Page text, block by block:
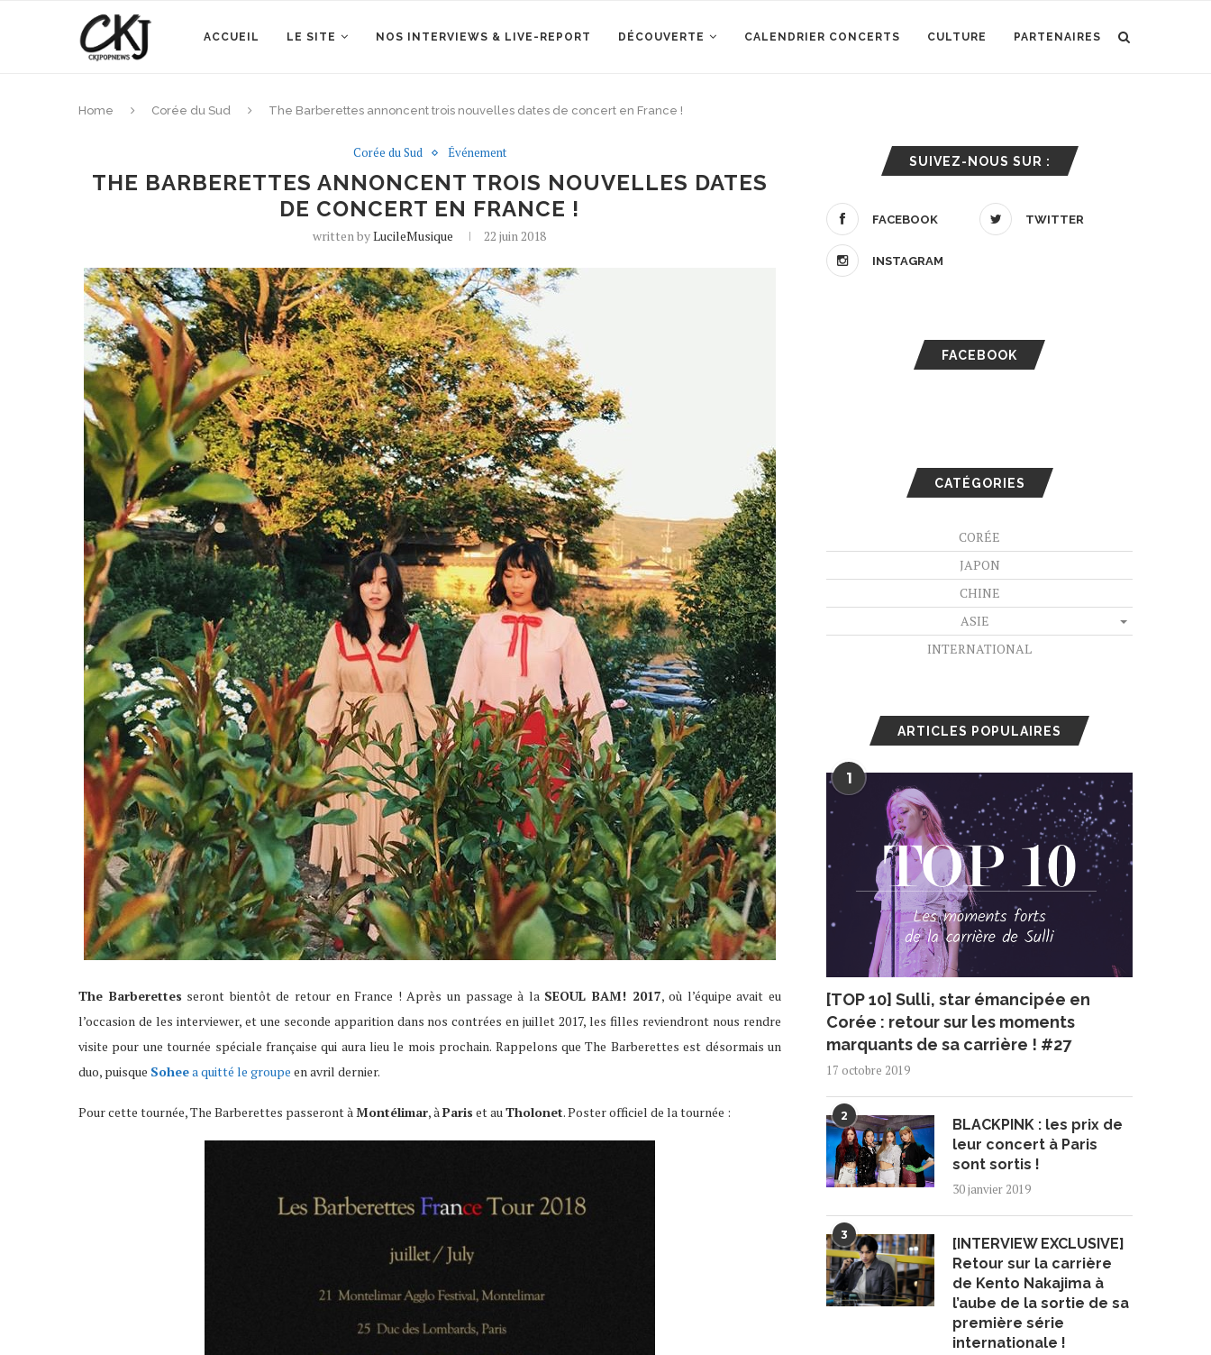
ACCUEIL LE SITE NOS INTERVIEWS & LIVE-REPORT DÉCOUVERTE CALENDRIER CONCERTS CULTURE PARTENAIRES
Home Corée du Sud The Barberettes annoncent trois nouvelles dates de concert en France !
Corée du Sud Événement
THE BARBERETTES ANNONCENT TROIS NOUVELLES DATES
DE CONCERT EN FRANCE !
written byLucileMusique 22 juin 2018
The Barberettes seront bientôt de retour en France ! Après un passage à la SEOUL BAM! 2017, où l’équipe avait eu
l’occasion de les interviewer, et une seconde apparition dans nos contrées en juillet 2017, les filles reviendront nous rendre
visite pour une tournée spéciale française qui aura lieu le mois prochain. Rappelons que The Barberettes est désormais un
duo, puisque Soheea quitté le groupe en avril dernier.
Pour cette tournée, The Barberettes passeront àMontélimar, àParis et auTholonet. Poster officiel de la tournée :
SUIVEZ-NOUS SUR :
FACEBOOK TWITTER
INSTAGRAM
FACEBOOK
CATÉGORIES
CORÉE
JAPON
CHINE
ASIE
INTERNATIONAL
ARTICLES POPULAIRES
1
[TOP 10] Sulli, star émancipée en
Corée : retour sur les moments
marquants de sa carrière ! #27
17 octobre 2019
2
BLACKPINK : les prix de
leur concert à Paris
sont sortis !
30 janvier 2019
3
[INTERVIEW EXCLUSIVE]
Retour sur la carrière
de Kento Nakajima à
l’aube de la sortie de sa
première série
internationale !